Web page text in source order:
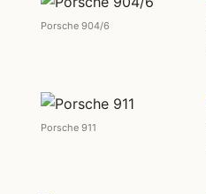
Porsche 904/6
Porsche 911